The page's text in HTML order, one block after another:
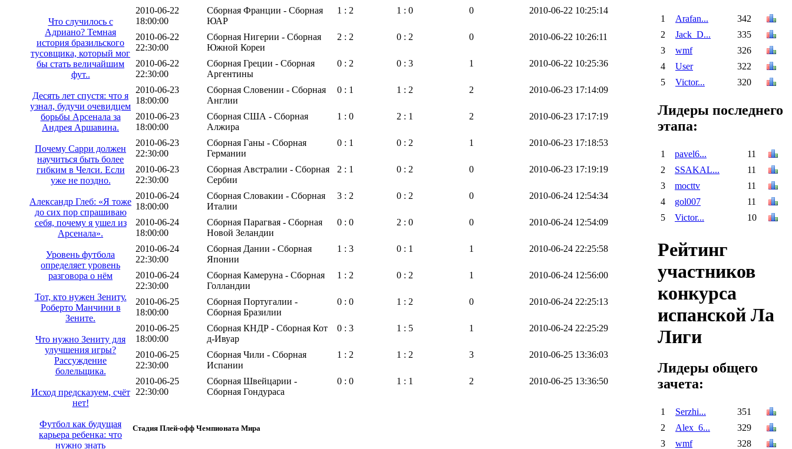
Что случилось с
Адриано? Темная
история бразильского
тусовщика, который мог
бы стать величайшим
фут..
Десять лет спустя: что я
узнал, будучи очевидцем
борьбы Арсенала за
Андрея Аршавина.
Почему Сарри должен
научиться быть более
гибким в Челси. Если
уже не поздно.
Александр Глеб: «Я тоже
до сих пор спрашиваю
себя, почему я ушел из
Арсенала».
Уровень футбола
определяет уровень
разговора о нём
Тот, кто нужен Зениту.
Роберто Манчини в
Зените.
Что нужно Зениту для
улучшения игры?
Рассуждение
болельщика.
Исход предсказуем, счёт
нет!
Футбол как будущая
карьера ребенка: что
нужно знать
2010-06-22
18:00:00
Сборная Франции - Сборная
ЮАР
1 : 2 1 : 0 0 2010-06-22 10:25:14
2010-06-22
22:30:00
Сборная Нигерии - Сборная
Южной Кореи
2 : 2 0 : 2 0 2010-06-22 10:26:11
2010-06-22
22:30:00
Сборная Греции - Сборная
Аргентины
0 : 2 0 : 3 1 2010-06-22 10:25:36
2010-06-23
18:00:00
Сборная Словении - Сборная
Англии
0 : 1 1 : 2 2 2010-06-23 17:14:09
2010-06-23
18:00:00
Сборная США - Сборная
Алжира
1 : 0 2 : 1 2 2010-06-23 17:17:19
2010-06-23
22:30:00
Сборная Ганы - Сборная
Германии
0 : 1 0 : 2 1 2010-06-23 17:18:53
2010-06-23
22:30:00
Сборная Австралии - Сборная
Сербии
2 : 1 0 : 2 0 2010-06-23 17:19:19
2010-06-24
18:00:00
Сборная Словакии - Сборная
Италии
3 : 2 0 : 2 0 2010-06-24 12:54:34
2010-06-24
18:00:00
Сборная Парагвая - Сборная
Новой Зеландии
0 : 0 2 : 0 0 2010-06-24 12:54:09
2010-06-24
22:30:00
Сборная Дании - Сборная
Японии
1 : 3 0 : 1 1 2010-06-24 22:25:58
2010-06-24
22:30:00
Сборная Камеруна - Сборная
Голландии
1 : 2 0 : 2 1 2010-06-24 12:56:00
2010-06-25
18:00:00
Сборная Португалии -
Сборная Бразилии
0 : 0 1 : 2 0 2010-06-24 22:25:13
2010-06-25
18:00:00
Сборная КНДР - Сборная Кот
д-Ивуар
0 : 3 1 : 5 1 2010-06-24 22:25:29
2010-06-25
22:30:00
Сборная Чили - Сборная
Испании
1 : 2 1 : 2 3 2010-06-25 13:36:03
2010-06-25
22:30:00
Сборная Швейцарии -
Сборная Гондураса
0 : 0 1 : 1 2 2010-06-25 13:36:50
Стадия Плей-офф Чемпионата Мира
1 Arafan...
342
2
Jack_D...
335
3
wmf
326
4
User
322
5
Victor... 320
Лидеры последнего
этапа:
1 pavel6...
11
2
SSAKAL...
11
3
mocttv
11
4
gol007
11
5
Victor... 10
Рейтинг
участников
конкурса
испанской Ла
Лиги
Лидеры общего
зачета:
1 Serzhi...
351
2
Alex_6...
329
3
wmf 328